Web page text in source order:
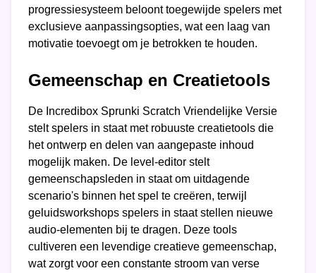
progressiesysteem beloont toegewijde spelers met
exclusieve aanpassingsopties, wat een laag van
motivatie toevoegt om je betrokken te houden.
Gemeenschap en Creatietools
De Incredibox Sprunki Scratch Vriendelijke Versie
stelt spelers in staat met robuuste creatietools die
het ontwerp en delen van aangepaste inhoud
mogelijk maken. De level-editor stelt
gemeenschapsleden in staat om uitdagende
scenario's binnen het spel te creëren, terwijl
geluidsworkshops spelers in staat stellen nieuwe
audio-elementen bij te dragen. Deze tools
cultiveren een levendige creatieve gemeenschap,
wat zorgt voor een constante stroom van verse